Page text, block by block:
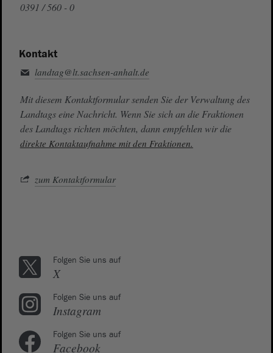
0391 / 560 - 0
Kontakt
landtag@lt.sachsen-anhalt.de
Mit diesem Kontaktformular senden Sie der Verwaltung des
Landtags eine Nachricht. Wenn Sie sich an die Fraktionen
des Landtags richten möchten, dann empfehlen wir die
direkte Kontaktaufnahme mit den Fraktionen.
zum Kontaktformular
Folgen Sie uns auf
X
Folgen Sie uns auf
Instagram
Folgen Sie uns auf
Facebook